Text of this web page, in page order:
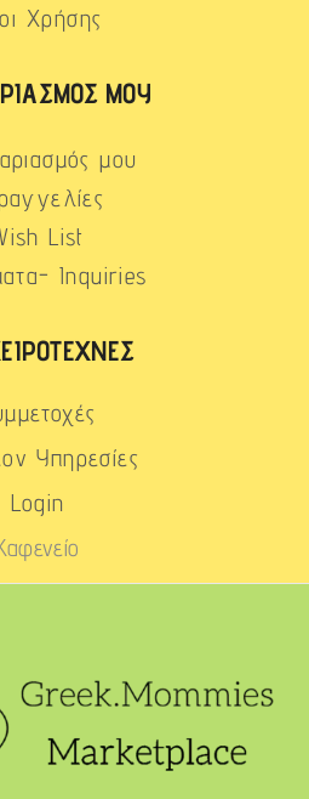
Χρήσης
ΜΟΥ
μου
List
Inquiries
Υπηρεσίες
Login